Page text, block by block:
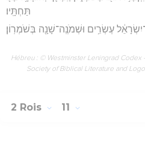
תַּחְתָּֽיו׃
עֶשְׂרִ֥ים וּשְׁמֹנֶֽה־שָׁנָ֖ה בְּשֹׁמְרֽוֹן׃
Hébreu : © Westminster Leningrad Codex
Society of Biblical Literature and
2 Rois 11